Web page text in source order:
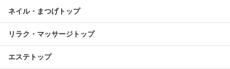
ネイル・まつげトップ
リラク・マッサージトップ
エステトップ